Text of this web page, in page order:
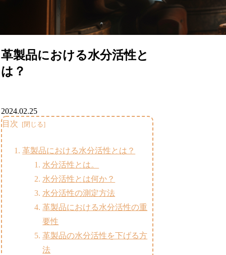
革製品における水分活性と
は？
2024.02.25
目次
革製品における水分活性とは？
水分活性とは。
水分活性とは何か？
水分活性の測定方法
革製品における水分活性の重
要性
革製品の水分活性を下げる方
法